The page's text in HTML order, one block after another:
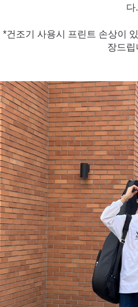
다.
*건조기 사용시 프린트 손상이
장드립